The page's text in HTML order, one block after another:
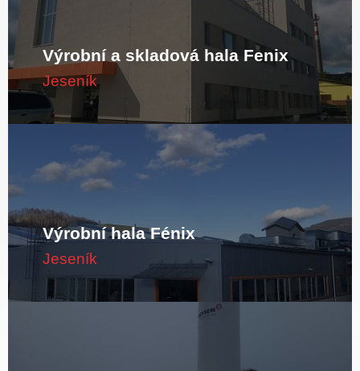
Výrobní a skladová hala Fenix
Jeseník
Výrobní hala Fénix
Jeseník